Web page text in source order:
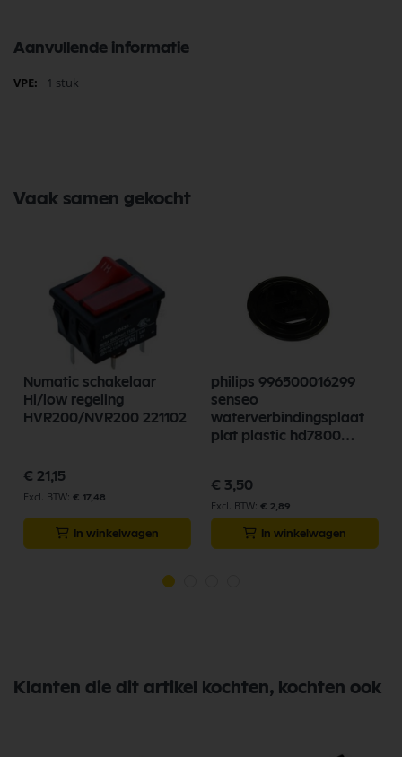
Aanvullende informatie
Meer
1 stuk
Vaak samen gekocht
Numatic schakelaar
Hi/low regeling
HVR200/NVR200 221102
€ 21,15
€ 17,48
In winkelwagen
philips 996500016299
senseo
waterverbindingsplaat
plat plastic hd7800
€ 3,50
€ 2,89
In winkelwagen
Klanten die dit artikel kochten, kochten ook